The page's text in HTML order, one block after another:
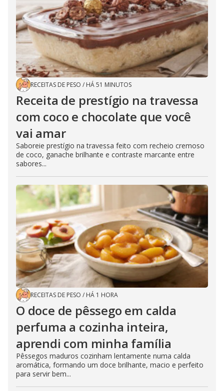
RECEITAS DE PESO / HÁ 51 MINUTOS
Receita de prestígio na travessa
com coco e chocolate que você
vai amar
Saboreie prestígio na travessa feito com recheio cremoso
de coco, ganache brilhante e contraste marcante entre
sabores...
RECEITAS DE PESO / HÁ 1 HORA
O doce de pêssego em calda
perfuma a cozinha inteira,
aprendi com minha família
Pêssegos maduros cozinham lentamente numa calda
aromática, formando um doce brilhante, macio e perfeito
para servir bem...